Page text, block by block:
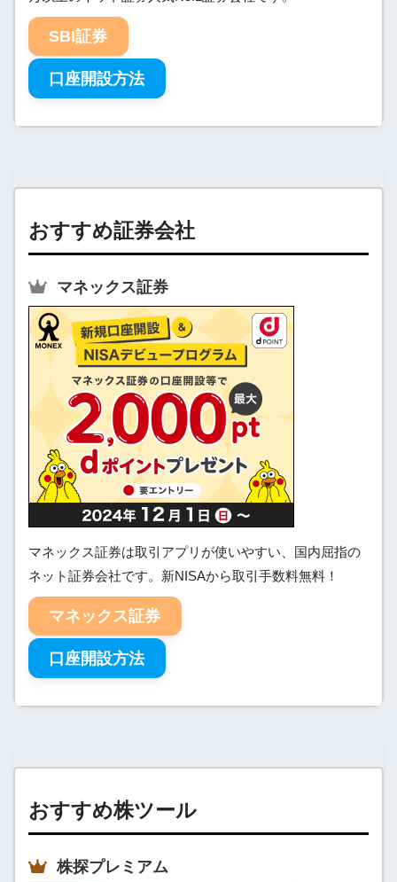
SBI証券
口座開設方法
おすすめ証券会社
マネックス証券
マネックス証券は取引アプリが使いやすい、国内屈指の
ネット証券会社です。新NISAから取引手数料無料！
マネックス証券
口座開設方法
おすすめ株ツール
株探プレミアム